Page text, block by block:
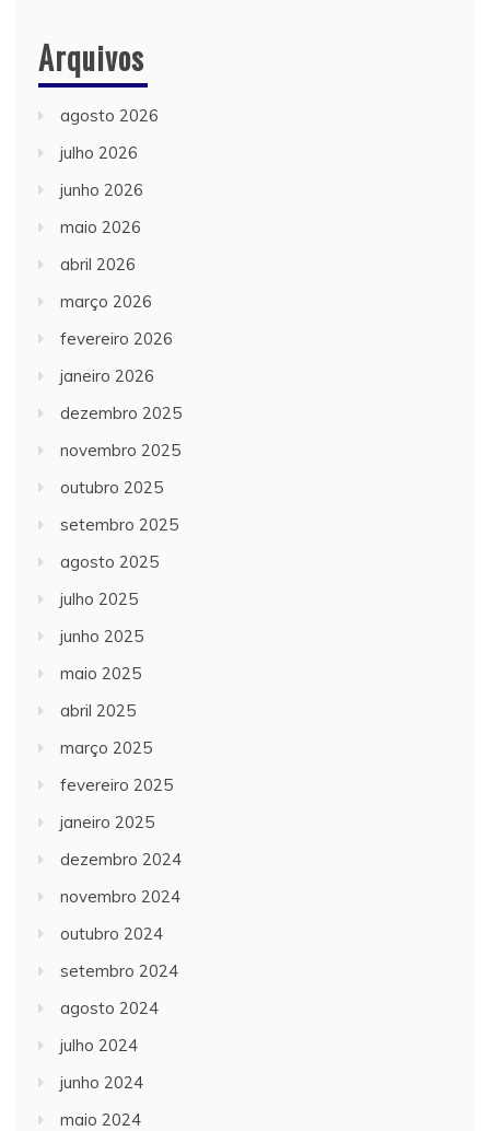
Arquivos
agosto 2026
julho 2026
junho 2026
maio 2026
abril 2026
março 2026
fevereiro 2026
janeiro 2026
dezembro 2025
novembro 2025
outubro 2025
setembro 2025
agosto 2025
julho 2025
junho 2025
maio 2025
abril 2025
março 2025
fevereiro 2025
janeiro 2025
dezembro 2024
novembro 2024
outubro 2024
setembro 2024
agosto 2024
julho 2024
junho 2024
maio 2024